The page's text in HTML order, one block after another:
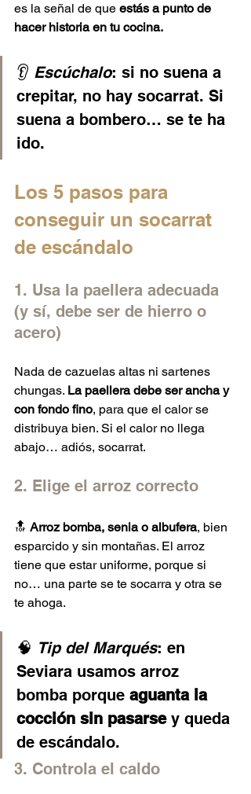
es la señal de que estás a punto de
hacer historia en tu cocina.
👂 Escúchalo: si no suena a
crepitar, no hay socarrat. Si
suena a bombero… se te ha
ido.
Los 5 pasos para
conseguir un socarrat
de escándalo
1. Usa la paellera adecuada
(y sí, debe ser de hierro o
acero)
Nada de cazuelas altas ni sartenes
chungas. La paellera debe ser ancha y
con fondo fino, para que el calor se
distribuya bien. Si el calor no llega
abajo… adiós, socarrat.
2. Elige el arroz correcto
🔝 Arroz bomba, senia o albufera, bien
esparcido y sin montañas. El arroz
tiene que estar uniforme, porque si
no… una parte se te socarra y otra se
te ahoga.
🧠 Tip del Marqués: en
Seviara usamos arroz
bomba porque aguanta la
cocción sin pasarse y queda
de escándalo.
3. Controla el caldo